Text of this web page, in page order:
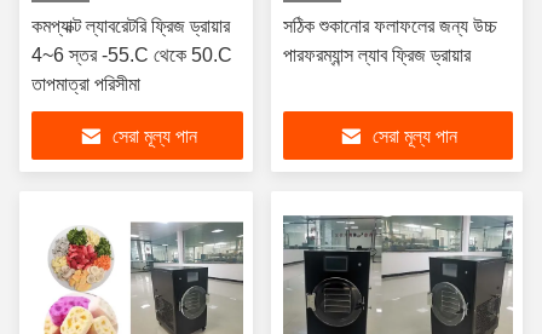
কমপ্যাক্ট ল্যাবরেটরি ফ্রিজ ড্রায়ার
4~6 স্তর -55.C থেকে 50.C
তাপমাত্রা পরিসীমা
সেরা মূল্য পান
সঠিক শুকানোর ফলাফলের জন্য উচ্চ
পারফরম্যান্স ল্যাব ফ্রিজ ড্রায়ার
সেরা মূল্য পান